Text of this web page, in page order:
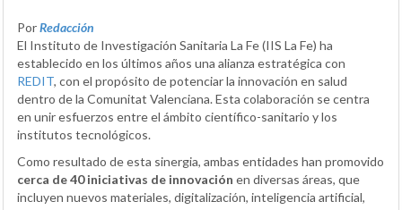
PorRedacción
El Instituto de Investigación Sanitaria La Fe (IIS La Fe) ha
establecido en los últimos años una alianza estratégica con
REDIT, con el propósito de potenciar la innovación en salud
dentro de la Comunitat Valenciana. Esta colaboración se centra
en unir esfuerzos entre el ámbito científico-sanitario y los
institutos tecnológicos.
Como resultado de esta sinergia, ambas entidades han promovido
cerca de 40 iniciativas de innovación en diversas áreas, que
incluyen nuevos materiales, digitalización, inteligencia artificial,